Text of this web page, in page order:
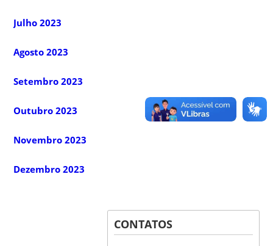
Julho 2023
Agosto 2023
Setembro 2023
Outubro 2023
Novembro 2023
Dezembro 2023
CONTATOS